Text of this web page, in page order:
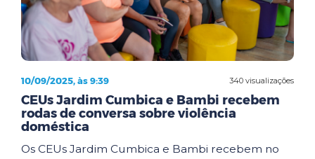
340 visualizações
10/09/2025, às 9:39
CEUs Jardim Cumbica e Bambi recebem
rodas de conversa sobre violência
doméstica
Os CEUs Jardim Cumbica e Bambi recebem no